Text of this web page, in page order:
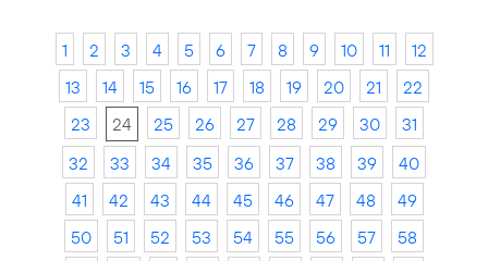
1 2 3 4 5 6 7 8 9 10 11
12
13
14 15 16 17 18 19 20 21
22
23
24 25 26 27 28 29 30
31
32
33 34 35 36 37 38 39
40
41
42 43 44 45 46 47 48
49
50
51 52 53 54 55 56 57
58